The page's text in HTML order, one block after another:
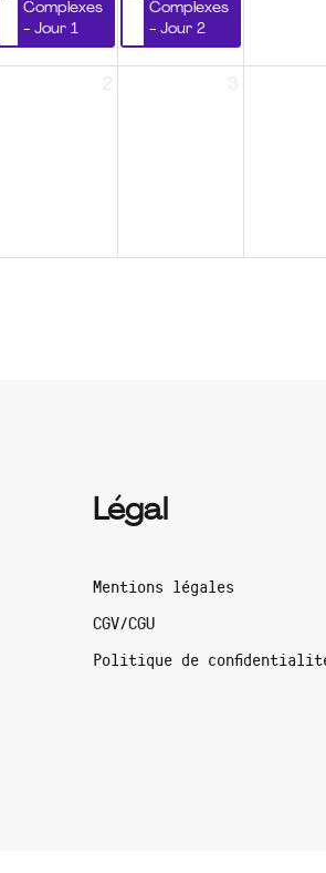
Complexes
- Jour 1
Complexes
- Jour 2
2 3
Légal
Mentions légales
CGV/CGU
Politique de